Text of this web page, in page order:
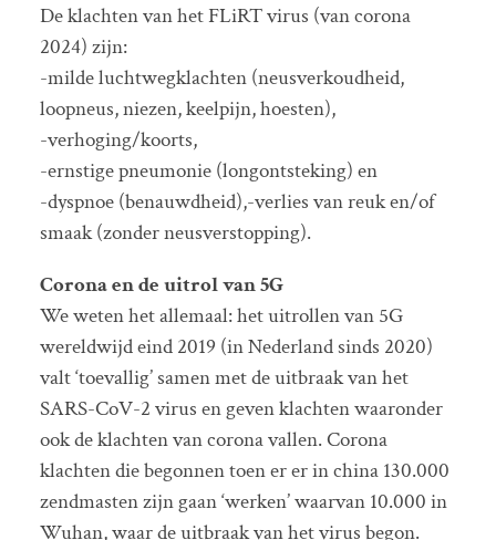
De klachten van het FLiRT virus (van corona
2024) zijn:
-milde luchtwegklachten (neusverkoudheid,
loopneus, niezen, keelpijn, hoesten),
-verhoging/koorts,
-ernstige pneumonie (longontsteking) en
-dyspnoe (benauwdheid),-verlies van reuk en/of
smaak (zonder neusverstopping).
Corona en de uitrol van 5G
We weten het allemaal: het uitrollen van 5G
wereldwijd eind 2019 (in Nederland sinds 2020)
valt ‘toevallig’ samen met de uitbraak van het
SARS-CoV-2 virus en geven klachten waaronder
ook de klachten van corona vallen. Corona
klachten die begonnen toen er er in china 130.000
zendmasten zijn gaan ‘werken’ waarvan 10.000 in
Wuhan, waar de uitbraak van het virus begon.